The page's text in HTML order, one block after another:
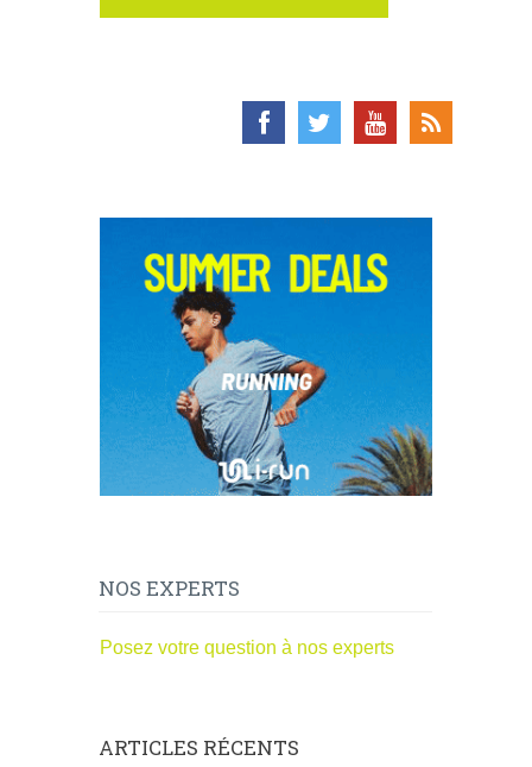
NOS EXPERTS
Posez votre question à nos experts
ARTICLES RÉCENTS